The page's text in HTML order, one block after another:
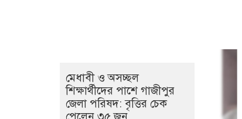
মেধাবী ও অসচ্ছল
শিক্ষার্থীদের পাশে গাজীপুর
জেলা পরিষদ: বৃত্তির চেক
পেলেন ৩৫ জন